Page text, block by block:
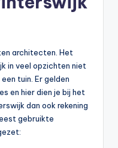
architecten. Het
in veel opzichten niet
tuin. Er gelden
en hier dien je bij het
dan ook rekening
gebruikte